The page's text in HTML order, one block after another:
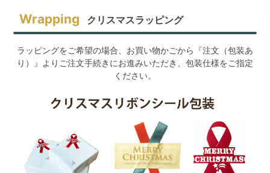
クリスマスラッピング
ラッピングをご希望の場合、お買い物かごから『注文（包装あ
り）』よりご注文手続きにお進みいただき、包装仕様をご指定
ください。